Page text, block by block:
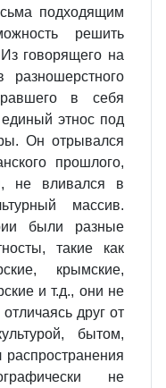
подходящим
решить
говорящего на
в себя
этнос под
Он отрывался
прошлого,
не вливался в
массив.
были разные
такие как
крымские,
и т.д., они не
друг от
бытом,
распространения
не